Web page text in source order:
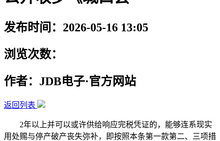
发布时间：2026-05-16 13:05
浏览次数：
作者：JDB电子·官方网站
返回列表
2年以上并可以或许供给响应完税凭证的，能够连系现实
用处赐与停产破产丧失弥补，即按照本条第一款第二、三项措